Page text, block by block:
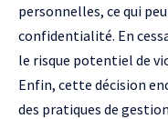
personnelles, ce qui
confidentialité. En
le risque potentiel de
Enfin, cette décision
des pratiques de